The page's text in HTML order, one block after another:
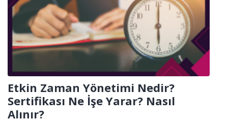
Etkin Zaman Yönetimi Nedir?
Sertifikası Ne İşe Yarar? Nasıl
Alınır?